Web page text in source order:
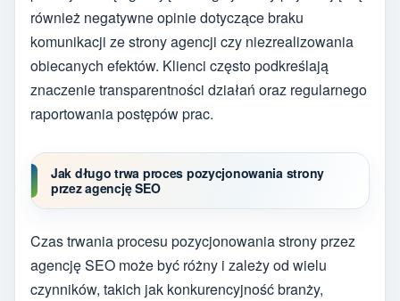
również negatywne opinie dotyczące braku
komunikacji ze strony agencji czy niezrealizowania
obiecanych efektów. Klienci często podkreślają
znaczenie transparentności działań oraz regularnego
raportowania postępów prac.
Jak długo trwa proces pozycjonowania strony
przez agencję SEO
Czas trwania procesu pozycjonowania strony przez
agencję SEO może być różny i zależy od wielu
czynników, takich jak konkurencyjność branży,